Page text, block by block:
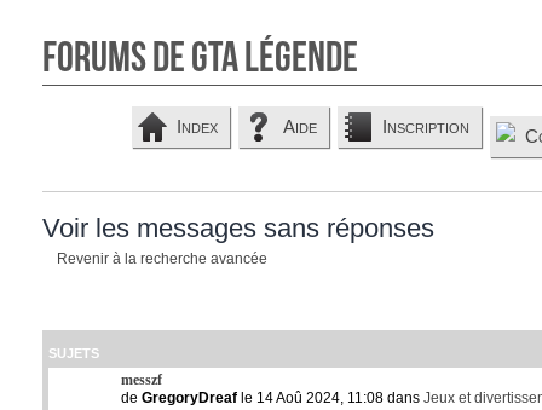
Forums de GTA Légende
Index Aide Inscription
Voir les messages sans réponses
Revenir à la recherche avancée
SUJETS
messzf
de GregoryDreafle 14 Aoû 2024, 11:08 dans Jeux et